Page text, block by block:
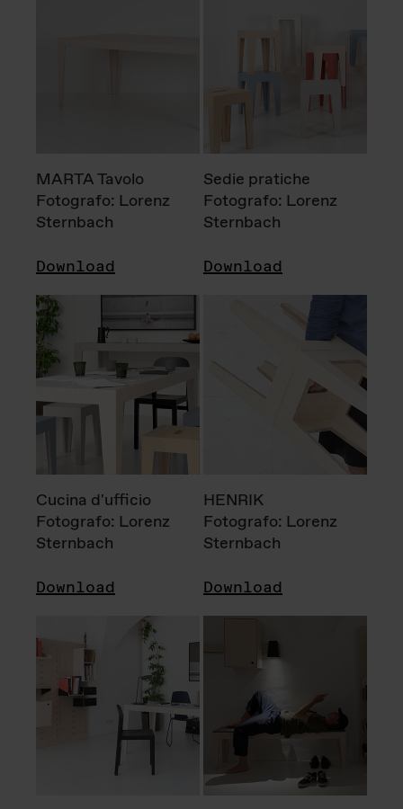
MARTA Tavolo
Fotografo: Lorenz
Sternbach
Download
Sedie pratiche
Fotografo: Lorenz
Sternbach
Download
Cucina d'ufficio
Fotografo: Lorenz
Sternbach
Download
HENRIK
Fotografo: Lorenz
Sternbach
Download